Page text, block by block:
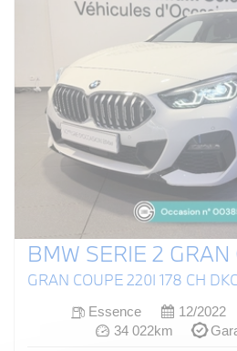
BMW SERIE 2 GRAN
GRAN COUPE 220I 178 CH
Essence 12/2022
34 022km